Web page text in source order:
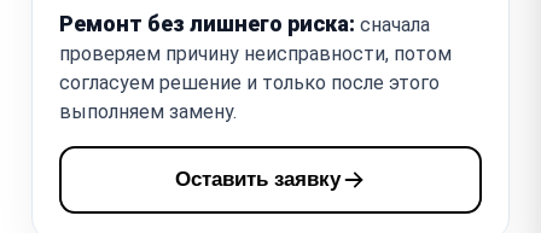
Ремонт без лишнего риска: сначала
проверяем причину неисправности, потом
согласуем решение и только после этого
выполняем замену.
Оставить заявку